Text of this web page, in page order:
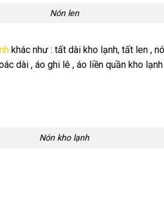
Nón len
khác như : tất dài kho lạnh, tất len ,
dài , áo ghi lê , áo liền quần kho
Nón kho lạnh